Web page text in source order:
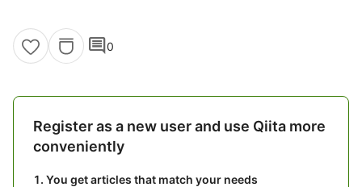
comment0
Register as a new user and use Qiita more
conveniently
You get articles that match your needs